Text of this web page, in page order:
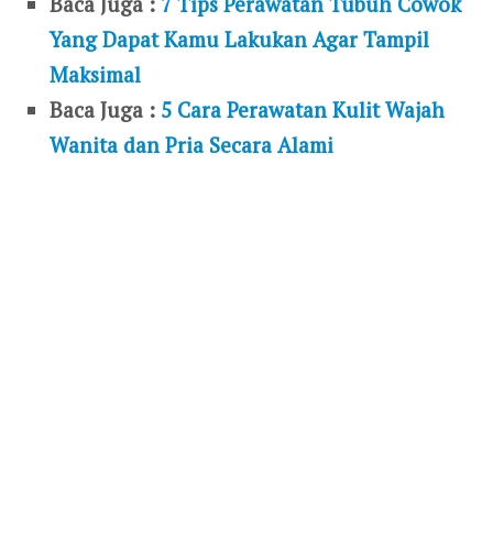
Yang Dapat Kamu Lakukan Agar Tampil
Maksimal
Baca Juga : 5 Cara Perawatan Kulit Wajah
Wanita dan Pria Secara Alami